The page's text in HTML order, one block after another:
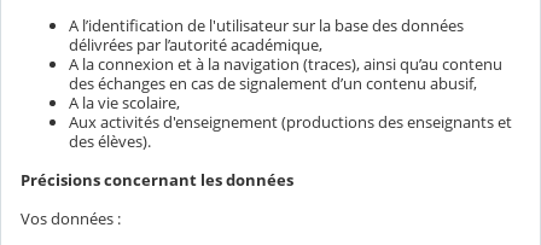
A l’identification de l'utilisateur sur la base des données
délivrées par l’autorité académique,
A la connexion et à la navigation (traces), ainsi qu’au contenu
des échanges en cas de signalement d’un contenu abusif,
A la vie scolaire,
Aux activités d'enseignement (productions des enseignants et
des élèves).
Précisions concernant les données
Vos données :